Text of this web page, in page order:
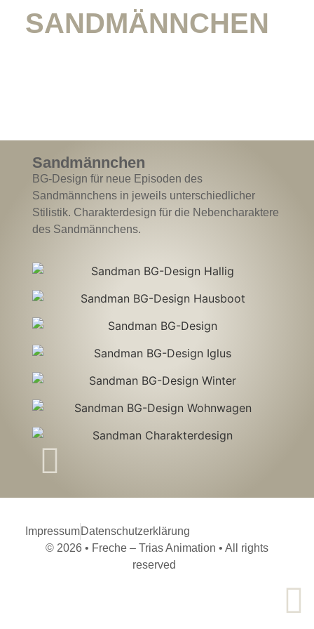
SANDMÄNNCHEN
Sandmännchen
BG-Design für neue Episoden des
Sandmännchens in jeweils unterschiedlicher
Stilistik. Charakterdesign für die Nebencharaktere
des Sandmännchens.
© 2026 • Freche – Trias Animation • All rights
reserved
ImpressumDatenschutzerklärung